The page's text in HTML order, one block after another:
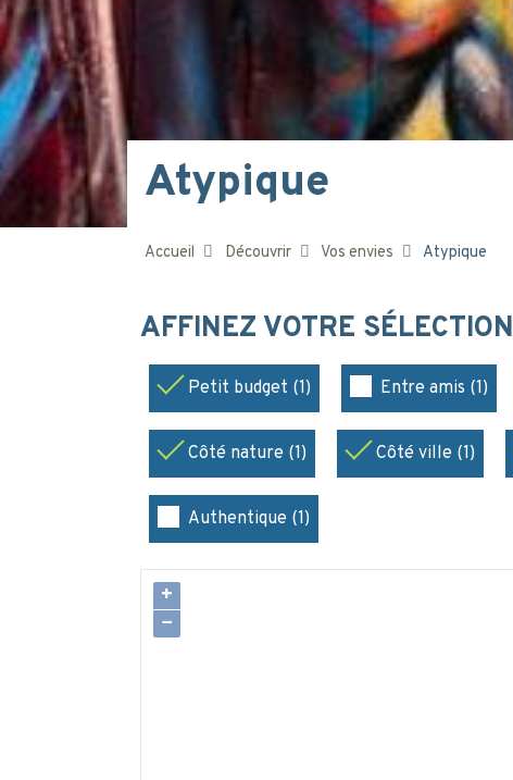
Atypique
Accueil Découvrir Vos envies Atypique
AFFINEZ VOTRE SÉLECTION
Petit budget (1) Entre amis (1)
Côté nature (1) Côté ville (1)
Authentique (1)
+
−